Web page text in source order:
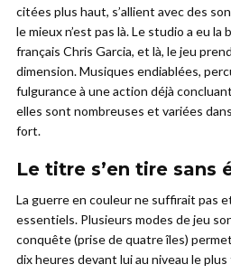
citées plus haut, s’allient avec des
le mieux n’est pas là. Le studio a eu la
français Chris Garcia, et là, le jeu
dimension. Musiques endiablées,
fulgurance à une action déjà
elles sont nombreuses et variées
fort.
Le titre s’en tire sans
La guerre en couleur ne suffirait pas
essentiels. Plusieurs modes de jeu
conquête (prise de quatre îles)
dix heures devant lui au niveau le